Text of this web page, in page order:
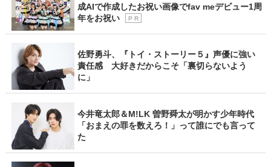
成AIで作成したお祝い画像でfav meデビュー1周
年をお祝い
P R
佐野勇斗、『トイ・ストーリー５』声優に強い
責任感 大好きだからこそ「裏切らないよう
に」
今井竜太郎＆M!LK 曽野舜太が明かす少年時代
「おまえの罪を数えろ！」って誰にでも言って
た